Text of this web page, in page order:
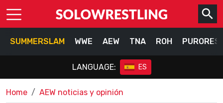
SUMMERSLAM WWE AEW TNA ROH
LANGUAGE: ES
Home AEW noticias y opinión